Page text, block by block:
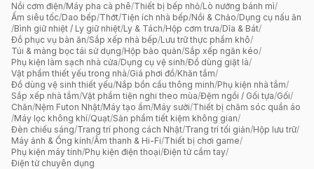
Nồi cơm điện/Máy pha cà phê/Thiết bị bếp nhỏ/Lò nướng bánh mì/
Ấm siêu tốc/Dao bếp/Thớt/Tiện ích nhà bếp/Nồi & Chảo/Dụng cụ nấu ăn
/Bình giữ nhiệt / Ly giữ nhiệt/Ly & Tách/Hộp cơm trưa/Dĩa & Bát/
Đồ phục vụ bàn ăn/Sắp xếp nhà bếp/Lưu trữ thực phẩm khô/
Túi & màng bọc tái sử dụng/Hộp bảo quản/Sắp xếp ngăn kéo/
Phụ kiện làm sạch nhà cửa/Dụng cụ vệ sinh/Đồ dùng giặt là/
Vật phẩm thiết yếu trong nhà/Giá phơi đồ/Khăn tắm/
Đồ dùng vệ sinh thiết yếu/Nắp bồn cầu thông minh/Phụ kiện nhà tắm/
Sắp xếp nhà tắm/Vật phẩm tiện nghi theo mùa/Đệm ngồi / Gối tựa/Gối/
Chăn/Nệm Futon Nhật/Máy tạo ẩm/Máy sưởi/Thiết bị chăm sóc quần áo
/Máy lọc không khí/Quạt/Sản phẩm tiết kiệm không gian/
Đèn chiếu sáng/Trang trí phong cách Nhật/Trang trí tối giản/Hộp lưu trữ/
Máy ảnh & Ống kính/Âm thanh & Hi-Fi/Thiết bị chơi game/
Phụ kiện máy tính/Phụ kiện điện thoại/Điện tử cầm tay/
Điện tử chuyên dụng